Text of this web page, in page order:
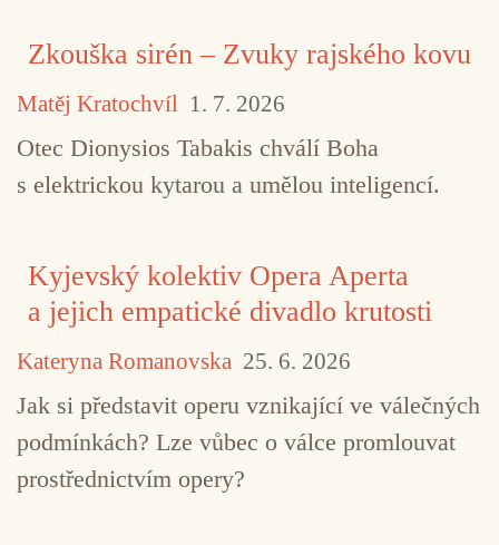
Zkouška sirén – Zvuky rajského kovu
Matěj Kratochvíl 1. 7. 2026
Otec Dionysios Tabakis chválí Boha
s elektrickou kytarou a umělou inteligencí.
Kyjevský kolektiv Opera Aperta
a jejich empatické divadlo krutosti
Kateryna Romanovska 25. 6. 2026
Jak si představit operu vznikající ve válečných
podmínkách? Lze vůbec o válce promlouvat
prostřednictvím opery?